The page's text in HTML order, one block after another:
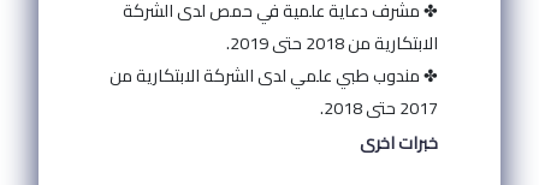
✤ مشرف دعاية علمية في حمص لدى الشركة
الابتكارية من 2018 حتى 2019.
✤ مندوب طبي علمي لدى الشركة الابتكارية من
2017 حتى 2018.
خبرات اخرى